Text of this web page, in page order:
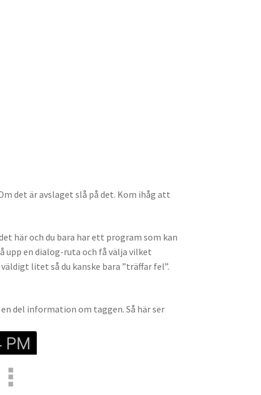
det är avslaget slå på det. Kom ihåg att
här och du bara har ett program som kan
en dialog-ruta och få välja vilket
litet så du kanske bara ”träffar fel”.
del information om taggen. Så här ser